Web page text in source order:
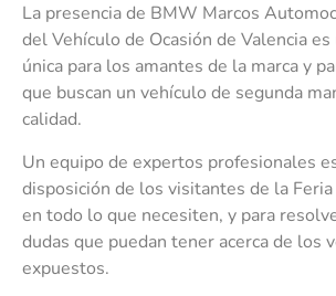
La presencia de BMW Marcos
del Vehículo de Ocasión de Valencia
única para los amantes de la marca y
que buscan un vehículo de segunda
calidad.
Un equipo de expertos profesionales
disposición de los visitantes de la
en todo lo que necesiten, y para
dudas que puedan tener acerca de los
expuestos.